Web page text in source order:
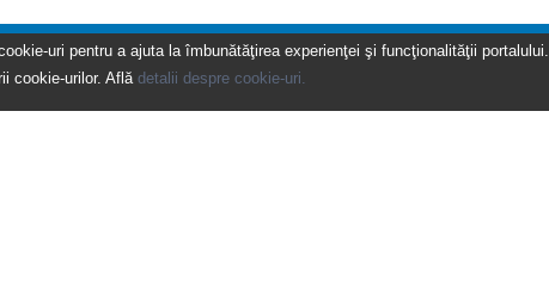
uri pentru a ajuta la îmbunătăţirea experienţei şi funcţionalităţii portalului.
cookie-urilor. Află detalii despre cookie-uri.